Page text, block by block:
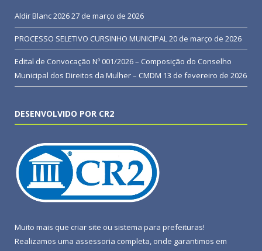
Aldir Blanc 202627 de março de 2026
PROCESSO SELETIVO CURSINHO MUNICIPAL20 de março de 2026
Edital de Convocação Nº 001/2026 – Composição do Conselho
Municipal dos Direitos da Mulher – CMDM 13 de fevereiro de 2026
DESENVOLVIDO POR CR2
Muito mais que criar site ou sistema para prefeituras!
Realizamos uma assessoria completa, onde garantimos em